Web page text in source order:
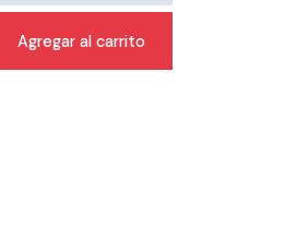
Agregar al carrito